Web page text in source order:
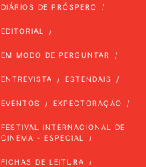
DIÁRIOS DE PRÓSPERO
EDITORIAL
EM MODO DE PERGUNTAR
ENTREVISTA ESTENDAIS
EVENTOS EXPECTORAÇÃO
FESTIVAL INTERNACIONAL DE
CINEMA - ESPECIAL
FICHAS DE LEITURA